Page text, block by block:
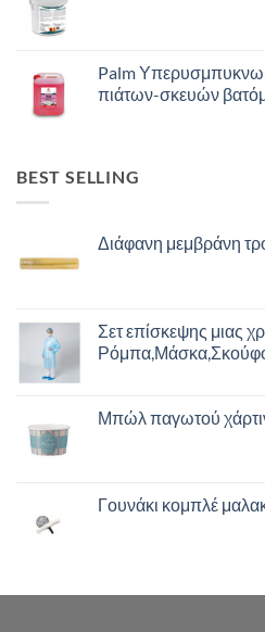
Palm
πιάτων-σκευών
BEST SELLING
Διάφανη μεμβράνη
Σετ επίσκεψης μιας
Μπώλ παγωτού
Γουνάκι κομπλέ